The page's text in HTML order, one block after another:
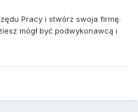
Pracy i stwórz swoja firmę.
mógł być podwykonawcą i